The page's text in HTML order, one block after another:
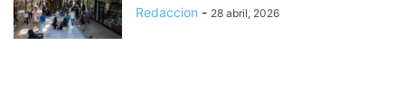
Redaccion - 28 abril, 2026